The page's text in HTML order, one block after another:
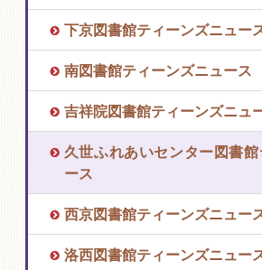
下京図書館ティーンズニュー
南図書館ティーンズニュース
吉祥院図書館ティーンズニュ
久世ふれあいセンター図書
ース
西京図書館ティーンズニュー
洛西図書館ティーンズニュー